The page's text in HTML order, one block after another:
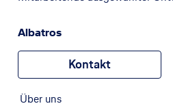
Albatros
Kontakt
Über uns